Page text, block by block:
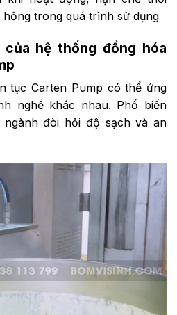
trong quá trình sử dụng
hệ thống đồng hóa
tục Carten Pump có thể ứng
nghề khác nhau. Phổ biến
đòi hỏi độ sạch và an